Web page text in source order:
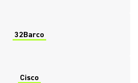
32Barco
Cisco